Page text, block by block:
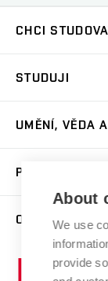
CHCI
Přijímačky
Dny otevřených
Přípravné kurzy
Studium bez
Katedra teorií a
Kabinety a dílny
STUDUJI
Časový plán studia
Studijní předpisy
Studium a stáže
Rezidenční pobyty
Odborná praxe
UMĚNÍ, VĚDA
Publikační činnost
Projekty
Výstavy
PRO
Letní školy a
Nakladatelská a
Research
O FAKULTĚ
Aktuality
About
We use
provide